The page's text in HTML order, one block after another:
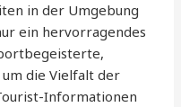
in der Umgebung
ein hervorragendes
die Vielfalt der
Informationen